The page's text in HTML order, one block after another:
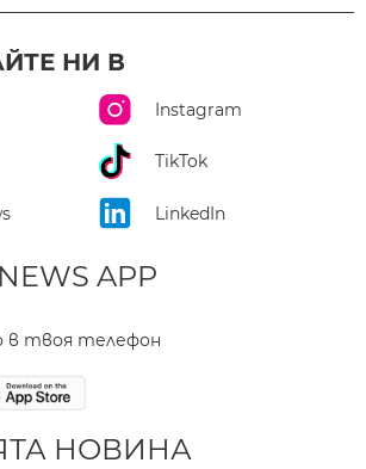
НИ В
Instagram
TikTok
LinkedIn
APP
в твоя телефон
НОВИНА